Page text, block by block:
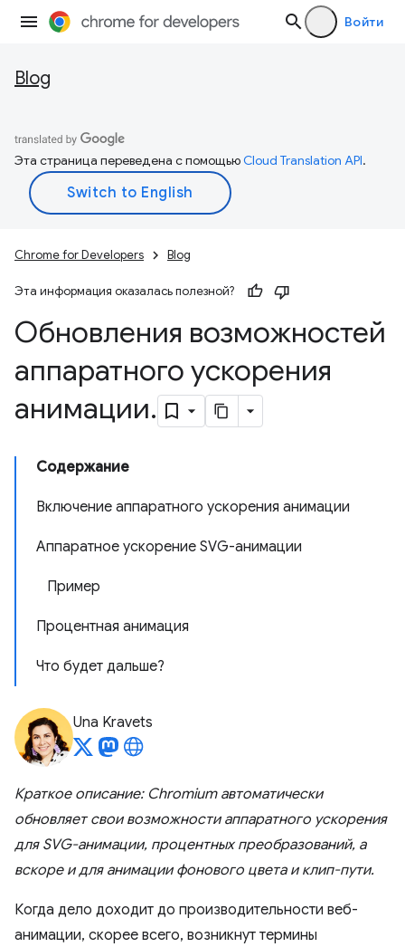
Войти
Blog
Эта страница переведена с помощьюCloud Translation API.
Chrome for Developers Blog
Эта информация оказалась полезной?
Обновления возможностей
аппаратного ускорения
анимации.
Содержание
Включение аппаратного ускорения анимации
Аппаратное ускорение SVG-анимации
Пример
Процентная анимация
Что будет дальше?
Una Kravets
Краткое описание: Chromium автоматически
обновляет свои возможности аппаратного ускорения
для SVG-анимации, процентных преобразований, а
вскоре и для анимации фонового цвета и клип-пути.
Когда дело доходит до производительности веб-
анимации, скорее всего, возникнут термины